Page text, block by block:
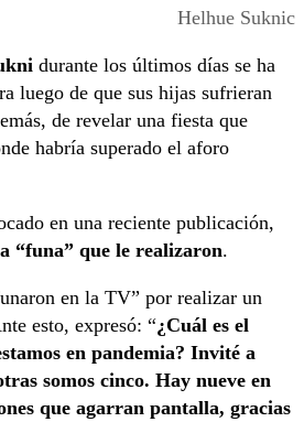
Helhue Suknic
durante los últimos días se ha
luego de que sus hijas sufrieran
de revelar una fiesta que
habría superado el aforo
en una reciente publicación,
“funa” que le realizaron.
en la TV” por realizar un
esto, expresó: “¿Cuál es el
en pandemia? Invité a
somos cinco. Hay nueve en
que agarran pantalla, gracias